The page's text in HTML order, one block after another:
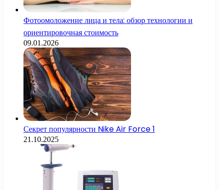
Фотоомоложение лица и тела: обзор технологии и
ориентировочная стоимость
09.01.2026
Секрет популярности Nike Air Force 1
21.10.2025